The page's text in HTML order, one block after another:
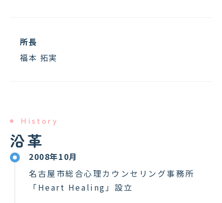
所長
福本 拓実
History
沿革
2008年10月
名古屋市総合心理カウンセリング事務所
「Heart Healing」設立